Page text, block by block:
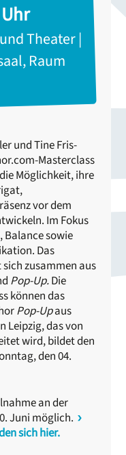
Theater |
Raum
und Tine Fris-
Masterclass
Möglichkeit, ihre
vor dem
Im Fokus
Balance sowie
Das
zusammen aus
Pop-Up.Die
können das
Pop-Upaus
Leipzig, das von
wird, bildet den
den 04.
an der
Juni möglich.
sich hier.